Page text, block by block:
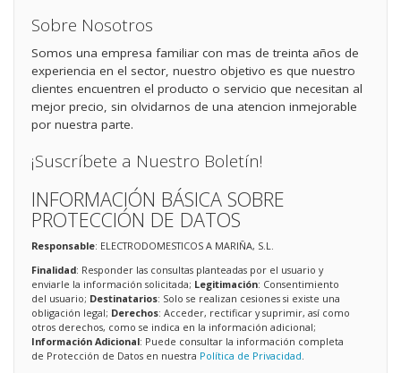
Sobre Nosotros
Somos una empresa familiar con mas de treinta años de
experiencia en el sector, nuestro objetivo es que nuestro
clientes encuentren el producto o servicio que necesitan al
mejor precio, sin olvidarnos de una atencion inmejorable
por nuestra parte.
¡Suscríbete a Nuestro Boletín!
INFORMACIÓN BÁSICA SOBRE
PROTECCIÓN DE DATOS
Responsable: ELECTRODOMESTICOS A MARIÑA, S.L.
Finalidad: Responder las consultas planteadas por el usuario y
enviarle la información solicitada; Legitimación: Consentimiento
del usuario; Destinatarios: Solo se realizan cesiones si existe una
obligación legal; Derechos: Acceder, rectificar y suprimir, así como
otros derechos, como se indica en la información adicional;
Información Adicional: Puede consultar la información completa
de Protección de Datos en nuestra Política de Privacidad